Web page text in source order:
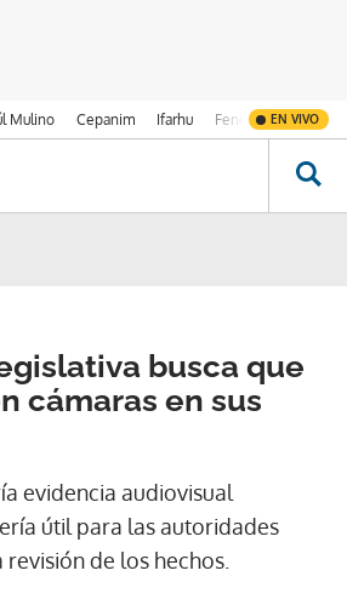
Mulino Cepanim Ifarhu Fenómeno de El
EN VIVO
busca que
cámaras en sus
evidencia audiovisual
útil para las autoridades
de los hechos.